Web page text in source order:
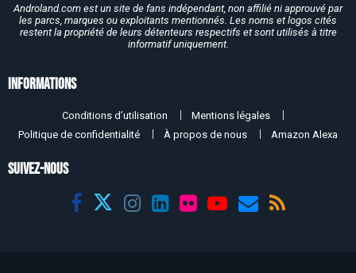
Androland.com est un site de fans indépendant, non affilié ni approuvé par
les parcs, marques ou exploitants mentionnés. Les noms et logos cités
restent la propriété de leurs détenteurs respectifs et sont utilisés à titre
informatif uniquement.
Informations
Conditions d’utilisation
Mentions légales
Politique de confidentialité
À propos de nous Amazon Alexa
SUIVEZ-NOUS